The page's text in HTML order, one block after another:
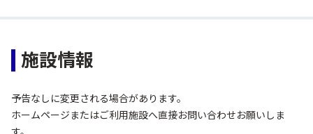
施設情報
予告なしに変更される場合があります。
ホームページまたはご利用施設へ直接お問い合わせお願いしま